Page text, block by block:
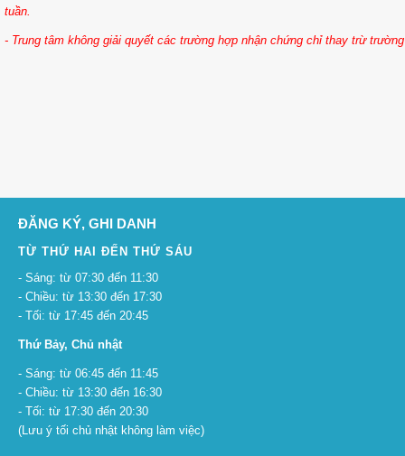
tuần.
- Trung tâm không giải quyết các trường hợp nhận chứng chỉ thay trừ
ĐĂNG KÝ, GHI DANH
TỪ THỨ HAI ĐẾN THỨ SÁU
- Sáng: từ 07:30 đến 11:30
- Chiều: từ 13:30 đến 17:30
- Tối: từ 17:45 đến 20:45
Thứ Bảy, Chủ nhật
- Sáng: từ 06:45 đến 11:45
- Chiều: từ 13:30 đến 16:30
- Tối: từ 17:30 đến 20:30
(Lưu ý tối chủ nhật không làm việc)